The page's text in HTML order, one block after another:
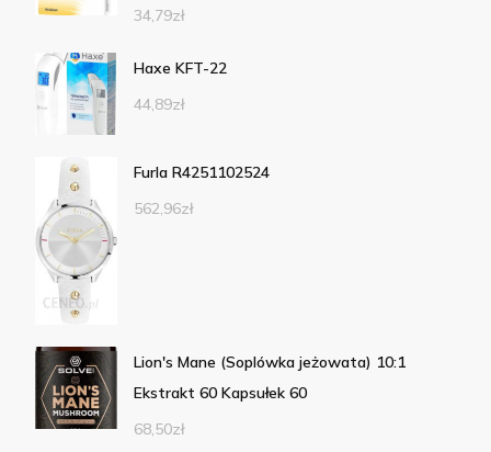
34,79zł
Haxe KFT-22
44,89zł
Furla R4251102524
562,96zł
Lion's Mane (Soplówka jeżowata) 10:1
Ekstrakt 60 Kapsułek 60
68,50zł